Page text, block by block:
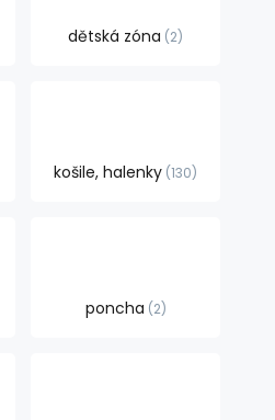
dětská zóna 2
košile, halenky 130
poncha 2